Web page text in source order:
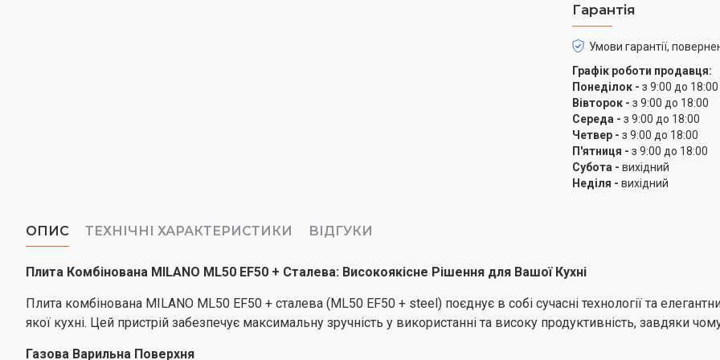
використання та
що дозволяє легко
Матеріал решіток —
зносу та легкість у
що дозволяє одразу
Плита оснащена
підсвіткою духовки,
інструментом для
що дозволяє досягти
екологічність. Її
глибину, що дозволяє
Гарантія
Умови гарантії,
Графік роботи продавця:
Понеділок - з 9:00 до 18:00
Вівторок - з 9:00 до 18:00
Середа - з 9:00 до 18:00
Четвер - з 9:00 до 18:00
П'ятниця - з 9:00 до 18:00
Субота - вихідний
Неділя - вихідний
ОПИС ТЕХНІЧНІ ХАРАКТЕРИСТИКИ ВІДГУКИ
Плита Комбінована MILANO ML50 EF50 + Сталева: Високоякісне Рішення для Вашої Кухні
Плита комбінована MILANO ML50 EF50 + сталева (ML50 EF50 + steel) поєднує в собі сучасні технології та
якої кухні. Цей пристрій забезпечує максимальну зручність у використанні та високу продуктивність, завдяки
Газова Варильна Поверхня